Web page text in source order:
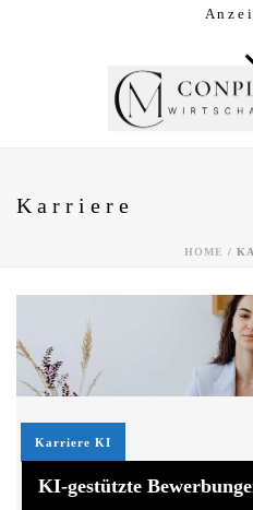
A n z e
Karriere
HOME /
Karriere KI
KI-gestützte